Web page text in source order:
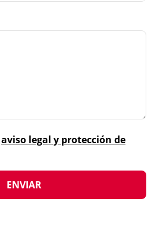
aviso legal y protección de